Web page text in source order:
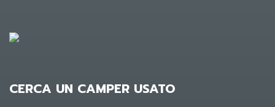
CERCA UN CAMPER USATO